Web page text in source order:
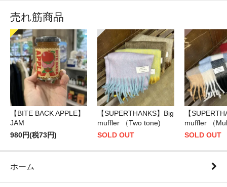
売れ筋商品
【BITE BACK APPLE】
JAM
980円(税73円)
【SUPERTHANKS】Big
muffler （Two tone)
SOLD OUT
【
muffler （
SOLD OUT
ホーム